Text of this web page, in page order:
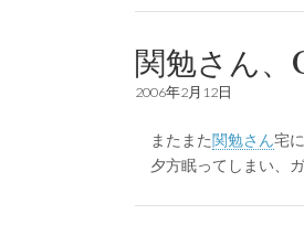
関勉さん、
2006年2月12日
またまた関勉さん宅
夕方眠ってしまい、